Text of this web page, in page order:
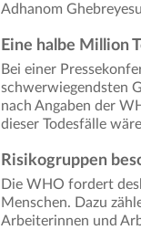
Adhanom
Eine halbe Million
Bei einer
schwerwiegendsten
nach Angaben der
dieser Todesfälle
Risikogruppen
Die WHO fordert
Menschen. Dazu
Arbeiterinnen und